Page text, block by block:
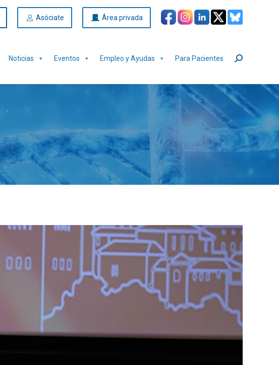
Asóciate Área privada
Noticias Eventos Empleo y Ayudas Para Pacientes Buscar: